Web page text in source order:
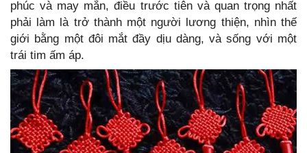
phúc và may mắn, điều trước tiên và quan trọng nhất
phải làm là trở thành một người lương thiện, nhìn thế
giới bằng một đôi mắt đầy dịu dàng, và sống với một
trái tim ấm áp.